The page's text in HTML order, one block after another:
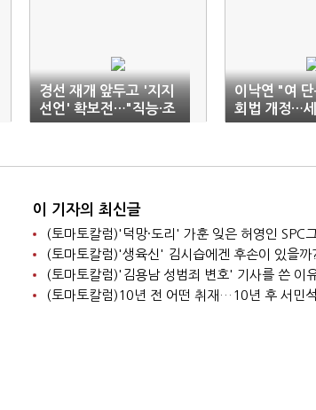
경선 재개 앞두고 '지지
선언' 확보전…"직능·조
직별 표심 공략"
이낙연 "여
회법 개정…
서둘러야"
이 기자의 최신글
(토마토칼럼)'덕망·도리' 가훈 잊은 허영인 SPC
(토마토칼럼)'생육신' 김시습에겐 후손이 있을까
(토마토칼럼)'김용남 성범죄 변호' 기사를 쓴 이
(토마토칼럼)10년 전 어떤 취재…10년 후 서민석